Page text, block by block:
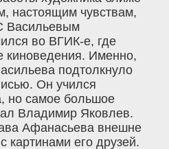
настоящим чувствам,
Васильевым
во ВГИК-е, где
киноведения. Именно,
подтолкнуло
Он учился
но самое большое
Владимир Яковлев.
Афанасьева внешне
картинами его друзей.